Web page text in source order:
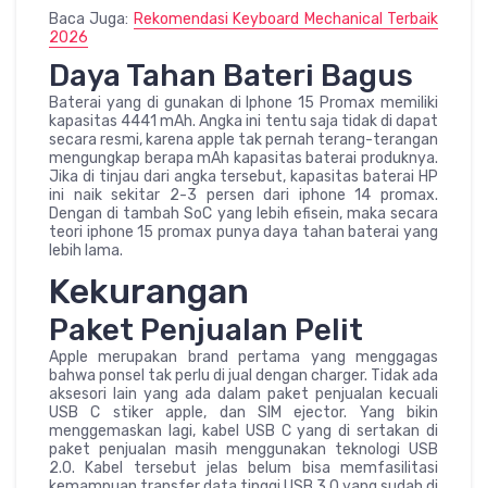
Baca Juga: Rekomendasi Keyboard Mechanical Terbaik
2026
Daya Tahan Bateri Bagus
Baterai yang di gunakan di Iphone 15 Promax memiliki
kapasitas 4441 mAh. Angka ini tentu saja tidak di dapat
secara resmi, karena apple tak pernah terang-terangan
mengungkap berapa mAh kapasitas baterai produknya.
Jika di tinjau dari angka tersebut, kapasitas baterai HP
ini naik sekitar 2-3 persen dari iphone 14 promax.
Dengan di tambah SoC yang lebih efisein, maka secara
teori iphone 15 promax punya daya tahan baterai yang
lebih lama.
Kekurangan
Paket Penjualan Pelit
Apple merupakan brand pertama yang menggagas
bahwa ponsel tak perlu di jual dengan charger. Tidak ada
aksesori lain yang ada dalam paket penjualan kecuali
USB C stiker apple, dan SIM ejector. Yang bikin
menggemaskan lagi, kabel USB C yang di sertakan di
paket penjualan masih menggunakan teknologi USB
2.0. Kabel tersebut jelas belum bisa memfasilitasi